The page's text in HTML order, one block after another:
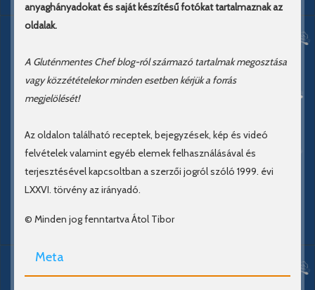
anyaghányadokat és saját készítésű fotókat tartalmaznak az
oldalak.
A Gluténmentes Chef blog-ról származó tartalmak megosztása
vagy közzétételekor minden esetben kérjük a forrás
megjelölését!
Az oldalon található receptek, bejegyzések, kép és videó
felvételek valamint egyéb elemek felhasználásával és
terjesztésével kapcsoltban a szerzői jogról szóló 1999. évi
LXXVI. törvény az irányadó.
© Minden jog fenntartva Átol Tibor
Meta